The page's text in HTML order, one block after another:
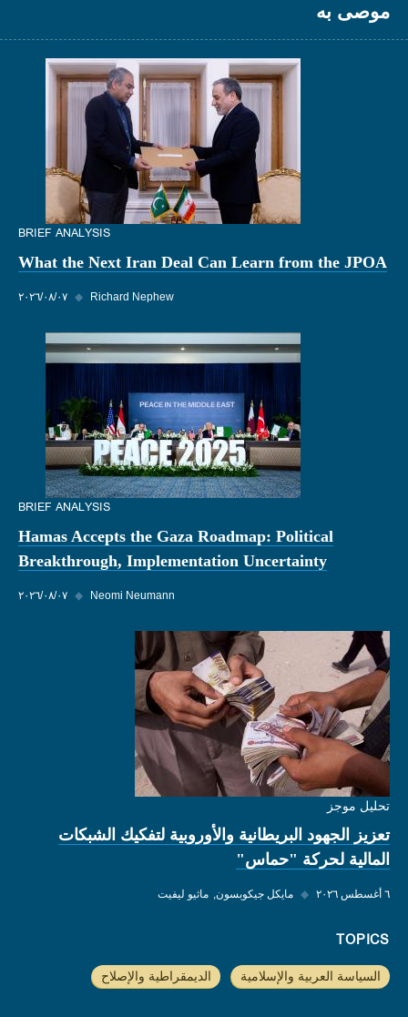
موصى به
BRIEF ANALYSIS
What the Next Iran Deal Can Learn from the JPOA
٠٧‏/٠٨‏/٢٠٢٦ ◆ Richard Nephew
BRIEF ANALYSIS
Hamas Accepts the Gaza Roadmap: Political
Breakthrough, Implementation Uncertainty
٠٧‏/٠٨‏/٢٠٢٦ ◆ Neomi Neumann
تحليل موجز
تعزيز الجهود البريطانية والأوروبية لتفكيك الشبكات
المالية لحركة "حماس"
٦ أغسطس ٢٠٢٦ ◆ مايكل جيكوبسون ماثيو ليفيت
TOPICS
السياسة العربية والإسلامية الديمقراطية والإصلاح